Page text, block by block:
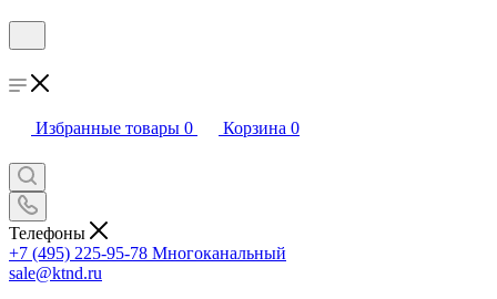
Избранные товары 0 Корзина 0
Телефоны
+7 (495) 225-95-78 Многоканальный
sale@ktnd.ru